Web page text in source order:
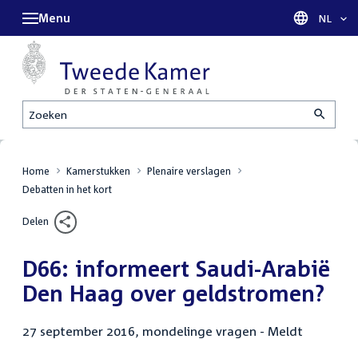
Zoeken
Menu Taal
NL
Home Kamerstukken
Plenaire verslagen
Debatten in het kort
Delen
D66: informeert Saudi-Arabië
Den Haag over geldstromen?
27 september 2016, mondelinge vragen - Meldt